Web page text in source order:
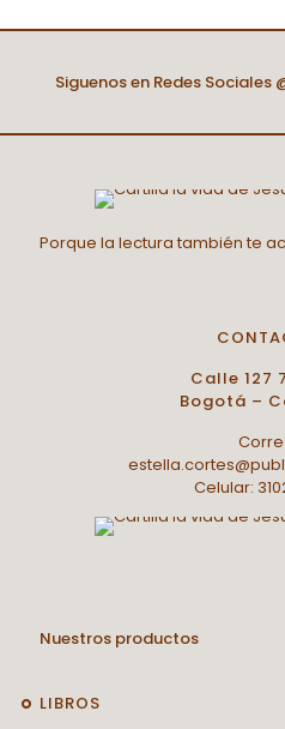
Siguenos en Redes Sociales
Porque la lectura también te
Calle 127
Bogotá –
Celular:
Nuestros productos
LIBROS